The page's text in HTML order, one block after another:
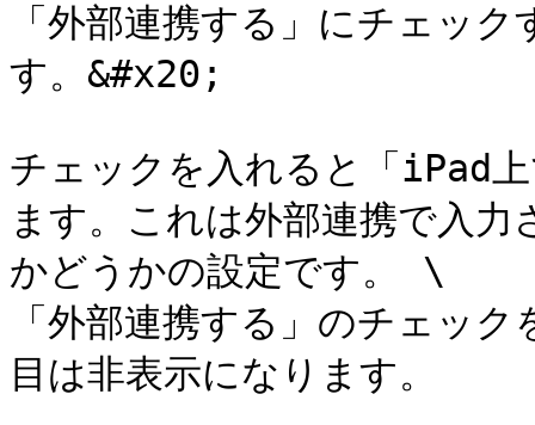
「外部連携する」にチェッ
す。&#x20;
チェックを入れると「iPad
ます。これは外部連携で入
かどうかの設定です。 \
「外部連携する」のチェッ
目は非表示になります。